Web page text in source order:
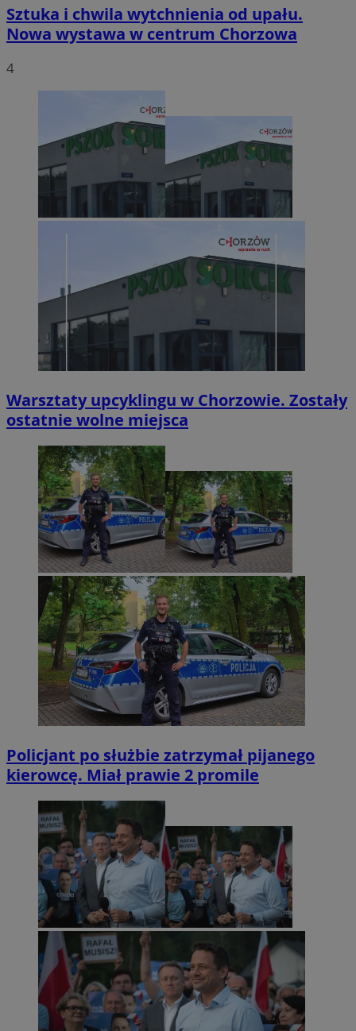
Sztuka i chwila wytchnienia od upału.
Nowa wystawa w centrum Chorzowa
4
Warsztaty upcyklingu w Chorzowie. Zostały
ostatnie wolne miejsca
Policjant po służbie zatrzymał pijanego
kierowcę. Miał prawie 2 promile